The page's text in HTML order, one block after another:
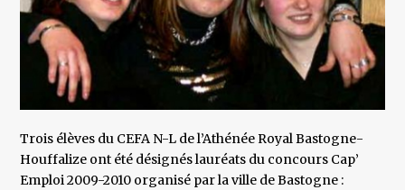
Trois élèves du CEFA N-L de l’Athénée Royal Bastogne-
Houffalize ont été désignés lauréats du concours Cap’
Emploi 2009-2010 organisé par la ville de Bastogne :